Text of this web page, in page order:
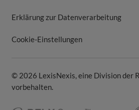
Erklärung zur Datenverarbeitung
Cookie-Einstellungen
© 2026 LexisNexis, eine Division der
vorbehalten.